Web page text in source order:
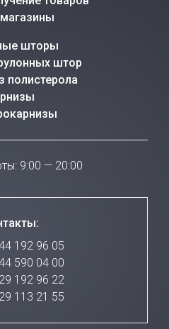
шторы
штор
полистерола
9:00 — 20:00
192 96 05
590 04 00
192 96 22
113 21 55